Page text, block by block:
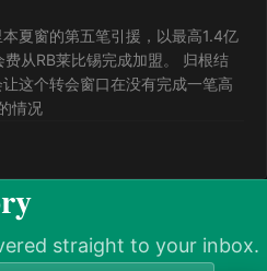
夏窗的第五笔引援，以最高1.4亿
从RB莱比锡完成加盟。 归根结
这个转会窗口在没有完成一笔高
情况
straight to your inbox.